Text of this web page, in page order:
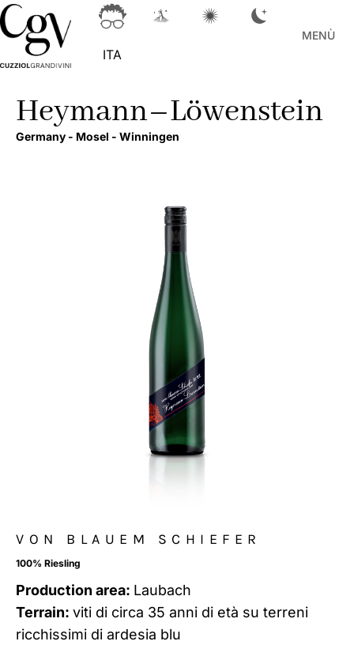
ITA
MENÙ
Heymann–Löwenstein
Germany - Mosel - Winningen
VON BLAUEM SCHIEFER
100% Riesling
Production area: Laubach
Terrain: viti di circa 35 anni di età su terreni
ricchissimi di ardesia blu